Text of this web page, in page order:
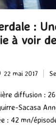
:
à voir
22 mai 2017
in
diffusion :
Sacasa
: 42 mn/